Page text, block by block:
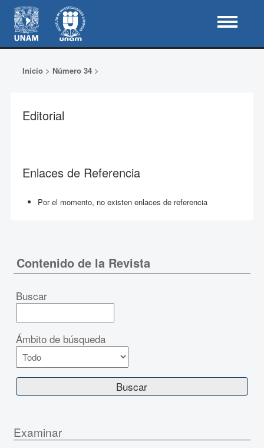
Inicio> Número 34>
Editorial
Enlaces de Referencia
Por el momento, no existen enlaces de referencia
Contenido de la Revista
Buscar
Ámbito de búsqueda
Examinar